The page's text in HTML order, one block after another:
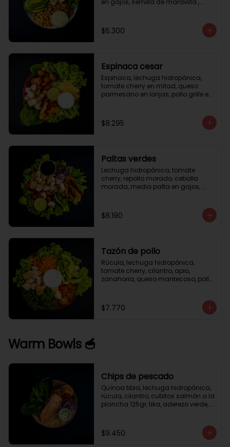
en gajos, semilla de maravilla ,
$6.300
Espinaca cesar
Espinaca, lechuga hidropónica,
tomate cherry en mitad, queso
parmesano en lonjas, pollo grille en
$8.295
Paltas verdes
Lechuga hidropónica, tomate
cherry, repollo morado, cebolla
morada, media palta en gajos,
$8.190
Tazón de pollo
Rúcula, lechuga hidropónica,
tomate cherry, cilantro, apio,
zanahoria, queso mantecoso, pollo
$7.770
Warm Bowls 🥣
Chips de pescado
Quínoa tibia, lechuga hidropónica,
rúcula, cilantro, cubitos salmón a la
plancha 125gr, tika, aderezo verde,
$9.450